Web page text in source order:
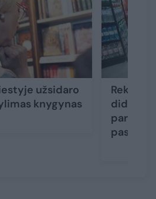
užsidaro
knygynas
pasikeis